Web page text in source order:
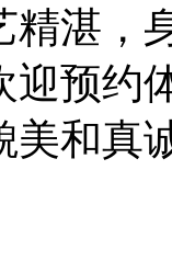
精湛，
迎预约
美和真